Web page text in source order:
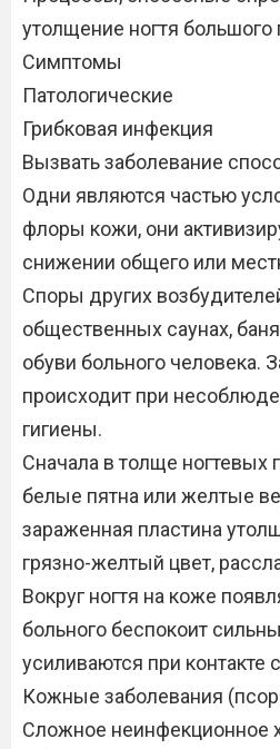
утолщение ногтя большого
Симптомы
Патологические
Грибковая инфекция
Вызвать заболевание
Одни являются частью
флоры кожи, они
снижении общего или
Споры других
общественных саунах,
обуви больного человека.
происходит при
гигиены.
Сначала в толще ногтевых
белые пятна или желтые
зараженная пластина
грязно-желтый цвет,
Вокруг ногтя на коже
больного беспокоит
усиливаются при контакте
Кожные заболевания
Сложное неинфекционное